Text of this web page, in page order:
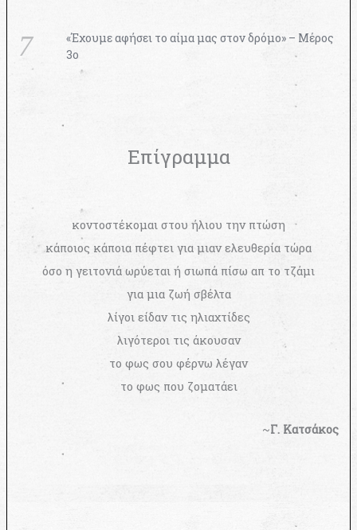
«Έχουμε αφήσει το αίμα μας στον δρόμο» – Μέρος
3ο
Επίγραμμα
κοντοστέκομαι στου ήλιου την πτώση
κάποιος κάποια πέφτει για μιαν ελευθερία τώρα
όσο η γειτονιά ωρύεται ή σιωπά πίσω απ το τζάμι
για μια ζωή σβέλτα
λίγοι είδαν τις ηλιαχτίδες
λιγότεροι τις άκουσαν
το φως σου φέρνω λέγαν
το φως που ζοματάει
~Γ. Κατσάκος